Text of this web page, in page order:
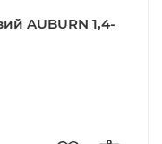
AUBURN 1,4-